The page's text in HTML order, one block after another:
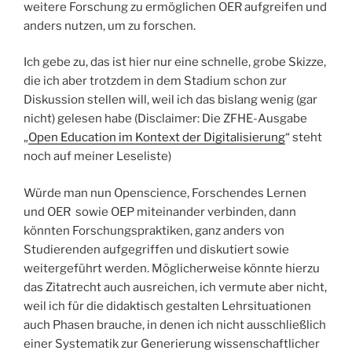
weitere Forschung zu ermöglichen OER aufgreifen und
anders nutzen, um zu forschen.
Ich gebe zu, das ist hier nur eine schnelle, grobe Skizze,
die ich aber trotzdem in dem Stadium schon zur
Diskussion stellen will, weil ich das bislang wenig (gar
nicht) gelesen habe (Disclaimer: Die ZFHE-Ausgabe
„Open Education im Kontext der Digitalisierung“ steht
noch auf meiner Leseliste)
Würde man nun Openscience, Forschendes Lernen
und OER sowie OEP miteinander verbinden, dann
könnten Forschungspraktiken, ganz anders von
Studierenden aufgegriffen und diskutiert sowie
weitergeführt werden. Möglicherweise könnte hierzu
das Zitatrecht auch ausreichen, ich vermute aber nicht,
weil ich für die didaktisch gestalten Lehrsituationen
auch Phasen brauche, in denen ich nicht ausschließlich
einer Systematik zur Generierung wissenschaftlicher